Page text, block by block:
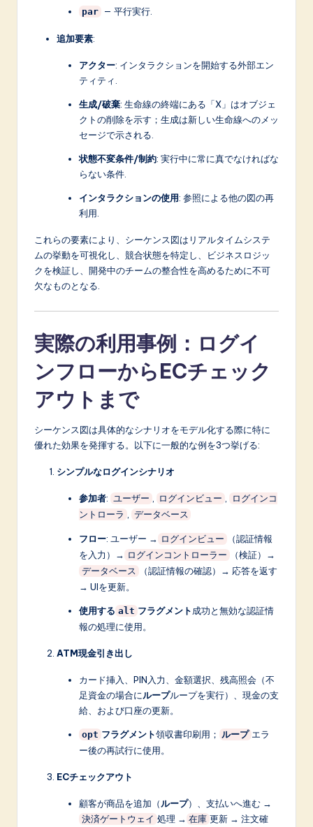
par — 平行実行.
追加要素:
アクター: インタラクションを開始する外部エン
ティティ.
生成/破棄: 生命線の終端にある「X」はオブジェ
クトの削除を示す；生成は新しい生命線へのメッ
セージで示される.
状態不変条件/制約: 実行中に常に真でなければな
らない条件.
インタラクションの使用: 参照による他の図の再
利用.
これらの要素により、シーケンス図はリアルタイムシステ
ムの挙動を可視化し、競合状態を特定し、ビジネスロジッ
クを検証し、開発中のチームの整合性を高めるために不可
欠なものとなる.
実際の利用事例：ログイ
ンフローからECチェック
アウトまで
シーケンス図は具体的なシナリオをモデル化する際に特に
優れた効果を発揮する。以下に一般的な例を3つ挙げる:
シンプルなログインシナリオ
参加者: ユーザー ログインビュー
ログインコ
ントローラ
データベース
フロー: ユーザー → ログインビュー
（認証情報
を入力）→ ログインコントローラー （検証）→
データベース
（認証情報の確認）→ 応答を返す
→ UIを更新。
使用する alt フラグメント成功と無効な認証情
報の処理に使用。
ATM現金引き出し
カード挿入、PIN入力、金額選択、残高照会（不
足資金の場合にループループを実行）、現金の支
給、および口座の更新。
opt フラグメント領収書印刷用； ループ エラ
ー後の再試行に使用。
ECチェックアウト
顧客が商品を追加（ループ）、支払いへ進む →
決済ゲートウェイ 処理 → 在庫 更新 → 注文確